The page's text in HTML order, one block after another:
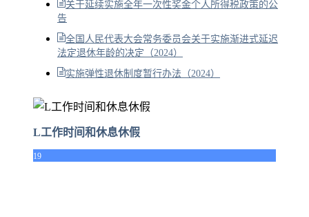
关于延续实施全年一次性奖金个人所得税政策的公
告
全国人民代表大会常务委员会关于实施渐进式延迟
法定退休年龄的决定（2024）
实施弹性退休制度暂行办法（2024）
L工作时间和休息休假
19